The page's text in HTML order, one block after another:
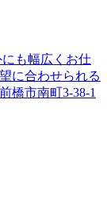
も幅広くお仕
に合わせられる
橋市南町3-38-1